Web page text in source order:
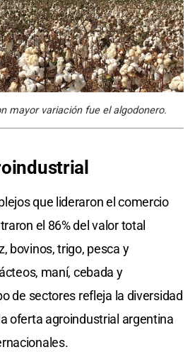
mayor variación fue el algodonero.
que lideraron el comercio
el 86% del valor total
bovinos, trigo, pesca y
maní, cebada y
de sectores refleja la diversidad
oferta agroindustrial argentina